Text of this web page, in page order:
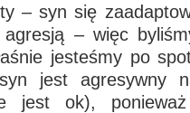
– syn się
agresją – więc
jesteśmy po
jest agresywny
jest ok),